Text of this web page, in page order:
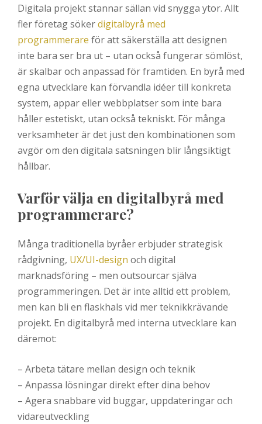
Digitala projekt stannar sällan vid snygga ytor. Allt
fler företag sökerdigitalbyrå med
programmerare för att säkerställa att designen
inte bara ser bra ut – utan också fungerar sömlöst,
är skalbar och anpassad för framtiden. En byrå med
egna utvecklare kan förvandla idéer till konkreta
system, appar eller webbplatser som inte bara
håller estetiskt, utan också tekniskt. För många
verksamheter är det just den kombinationen som
avgör om den digitala satsningen blir långsiktigt
hållbar.
Varför välja en digitalbyrå med
programmerare?
Många traditionella byråer erbjuder strategisk
rådgivning, UX/UI-design och digital
marknadsföring – men outsourcar själva
programmeringen. Det är inte alltid ett problem,
men kan bli en flaskhals vid mer teknikkrävande
projekt. En digitalbyrå med interna utvecklare kan
däremot:
– Arbeta tätare mellan design och teknik
– Anpassa lösningar direkt efter dina behov
– Agera snabbare vid buggar, uppdateringar och
vidareutveckling